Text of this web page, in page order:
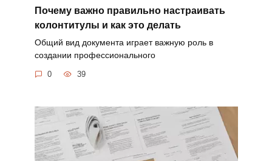
Почему важно правильно настраивать
колонтитулы и как это делать
Общий вид документа играет важную роль в
создании профессионального
0 39